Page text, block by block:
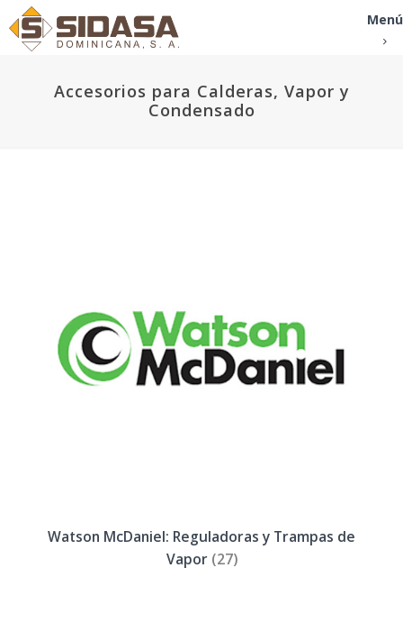
Menú
Accesorios para Calderas, Vapor y
Condensado
Watson McDaniel: Reguladoras y Trampas de
Vapor (27)